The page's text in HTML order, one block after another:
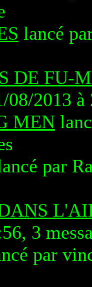
lancé
DE FU-
2013 à
MEN
par
3
par